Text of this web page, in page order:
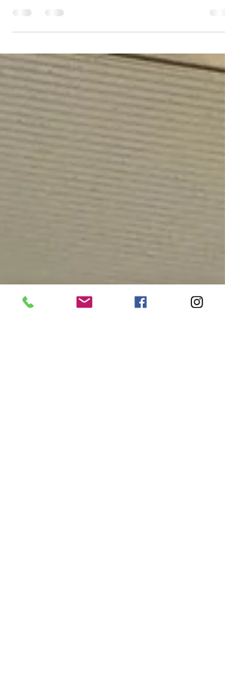
いただきました！ インタビューで、子どもの頃に
得意だった遊びについて伺ったところ、実際にお
手玉を披露していただきました！ 当日のお菓子は
ワッフル。6月生まれの方の分には、ベリーソー
をかけて特別仕様に。 改めまして、6月生まれの
様、お誕生日おめでとうございます！